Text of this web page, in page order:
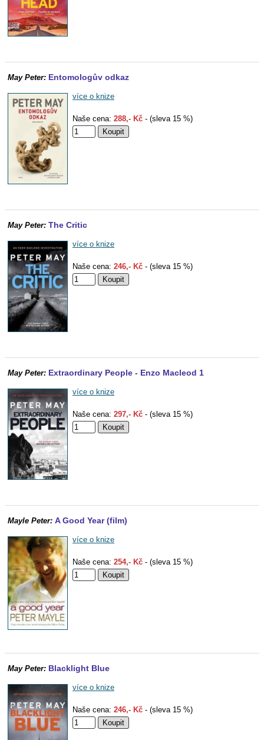
May Peter: Entomologův odkaz
více o knize
Naše cena: 288,- Kč - (sleva 15 %)
May Peter: The Critic
více o knize
Naše cena: 246,- Kč - (sleva 15 %)
May Peter: Extraordinary People - Enzo Macleod 1
více o knize
Naše cena: 297,- Kč - (sleva 15 %)
Mayle Peter: A Good Year (film)
více o knize
Naše cena: 254,- Kč - (sleva 15 %)
May Peter: Blacklight Blue
více o knize
Naše cena: 246,- Kč - (sleva 15 %)